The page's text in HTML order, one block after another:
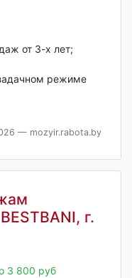
от 3-х лет;
режиме
— mozyir.rabota.by
г.
3 800 руб